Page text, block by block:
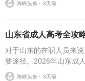
海峡头条 ⋅ 3天前
山东省成人高考全攻
对于山东的在职人员来
要途径。2026年山东成
程、条件筛选、院校选
海峡头条 ⋅ 3天前